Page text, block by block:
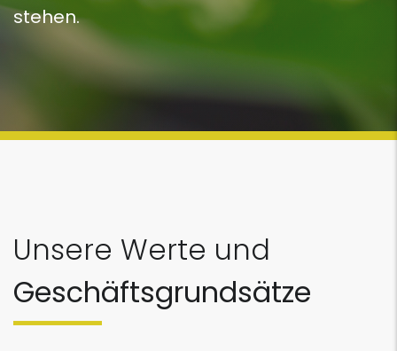
stehen.
Unsere Werte und
Geschäftsgrundsätze